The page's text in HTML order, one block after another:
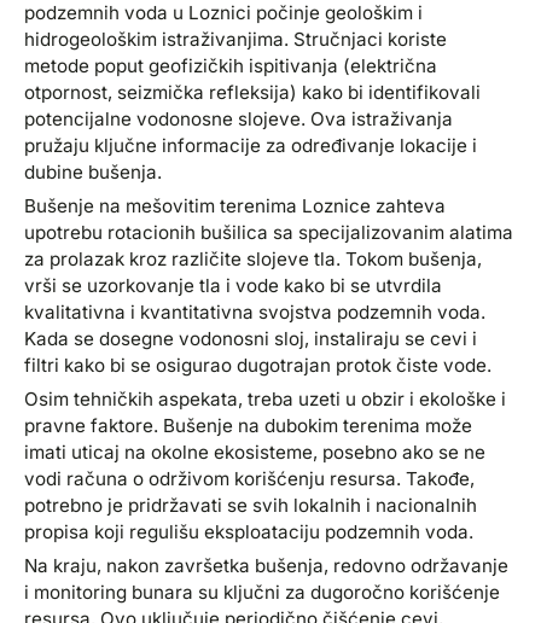
podzemnih voda u Loznici počinje geološkim i
hidrogeološkim istraživanjima. Stručnjaci koriste
metode poput geofizičkih ispitivanja (električna
otpornost, seizmička refleksija) kako bi identifikovali
potencijalne vodonosne slojeve. Ova istraživanja
pružaju ključne informacije za određivanje lokacije i
dubine bušenja.
Bušenje na mešovitim terenima Loznice zahteva
upotrebu rotacionih bušilica sa specijalizovanim alatima
za prolazak kroz različite slojeve tla. Tokom bušenja,
vrši se uzorkovanje tla i vode kako bi se utvrdila
kvalitativna i kvantitativna svojstva podzemnih voda.
Kada se dosegne vodonosni sloj, instaliraju se cevi i
filtri kako bi se osigurao dugotrajan protok čiste vode.
Osim tehničkih aspekata, treba uzeti u obzir i ekološke i
pravne faktore. Bušenje na dubokim terenima može
imati uticaj na okolne ekosisteme, posebno ako se ne
vodi računa o održivom korišćenju resursa. Takođe,
potrebno je pridržavati se svih lokalnih i nacionalnih
propisa koji regulišu eksploataciju podzemnih voda.
Na kraju, nakon završetka bušenja, redovno održavanje
i monitoring bunara su ključni za dugoročno korišćenje